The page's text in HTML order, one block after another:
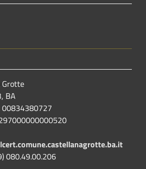
Grotte
BA
00834380727
080.49.00.206